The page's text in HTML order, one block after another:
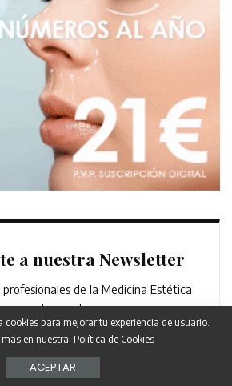
a nuestra Newsletter
de la Medicina Estética
en tu email
para mejorar tu experiencia de usuario.
en nuestra: Política de Cookies
ACEPTAR